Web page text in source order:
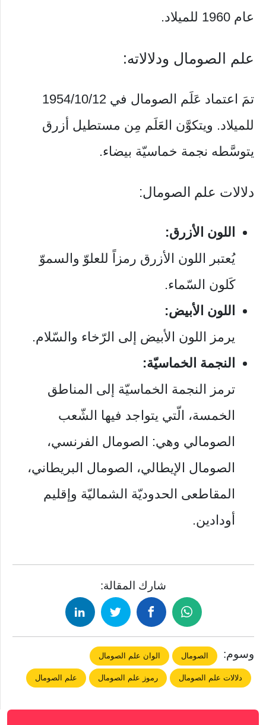
عام 1960 للميلاد.
علم الصومال ودلالاته:
تمَ اعتماد عَلَم الصومال في 1954/10/12
للميلاد. ويتكوَّن العَلَم مِن مستطيل أزرق
يتوسَّطه نجمة خماسيّة بيضاء.
دلالات علم الصومال:
اللون الأزرق:
يُعتبر اللون الأزرق رمزاً للعلوّ والسموّ
كَلون السّماء.
اللون الأبيض:
يرمز اللون الأبيض إلى الرّخاء والسّلام.
النجمة الخماسيّة:
ترمز النجمة الخماسيّة إلى المناطق
الخمسة، الّتي يتواجد فيها الشّعب
الصومالي وهي: الصومال الفرنسي،
الصومال الإيطالي، الصومال البريطاني،
المقاطعى الحدوديّة الشماليّة وإقليم
أودادين.
شارك المقالة:
وسوم: الصومال الوان علم الصومال
دلالات علم الصومال رموز علم الصومال علم الصومال